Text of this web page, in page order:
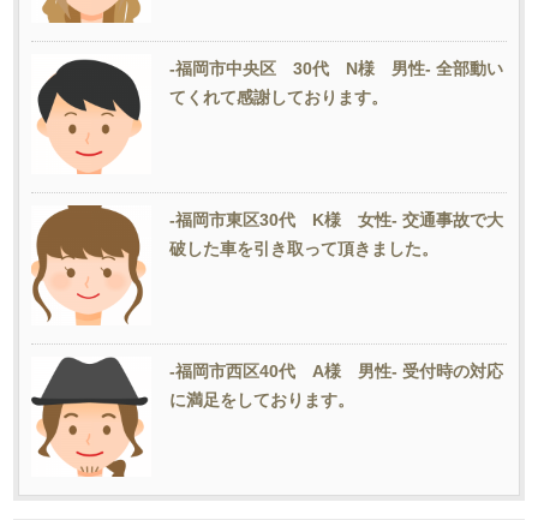
-福岡市中央区 30代 N様 男性- 全部動い
てくれて感謝しております。
-福岡市東区30代 K様 女性- 交通事故で大
破した車を引き取って頂きました。
-福岡市西区40代 A様 男性- 受付時の対応
に満足をしております。